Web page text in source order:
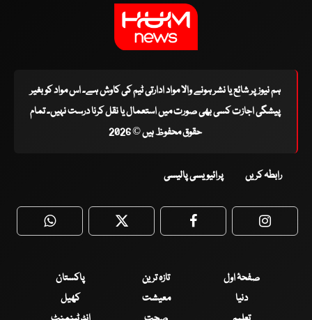
ہم نیوز پر شائع یا نشر ہونے والا مواد ادارتی ٹیم کی کاوش ہے۔ اس مواد کو بغیر
پیشگی اجازت کسی بھی صورت میں استعمال یا نقل کرنا درست نہیں۔ تمام
حقوق محفوظ ہیں © 2026
رابطہ کریں پرائیویسی پالیسی
WhatsApp Twitter Facebook
صفحۂ اول تازہ ترین
پاکستان
دنیا
معیشت
کھیل